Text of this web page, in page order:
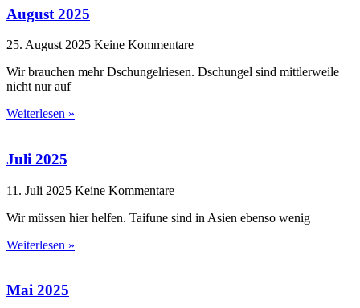
August 2025
25. August 2025 Keine Kommentare
Wir brauchen mehr Dschungelriesen. Dschungel sind mittlerweile
nicht nur auf
Weiterlesen »
Juli 2025
11. Juli 2025 Keine Kommentare
Wir müssen hier helfen. Taifune sind in Asien ebenso wenig
Weiterlesen »
Mai 2025